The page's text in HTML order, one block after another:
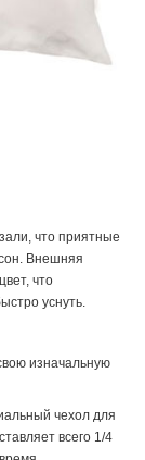
что приятные
Внешняя
что
уснуть.
изначальную
чехол для
всего 1/4